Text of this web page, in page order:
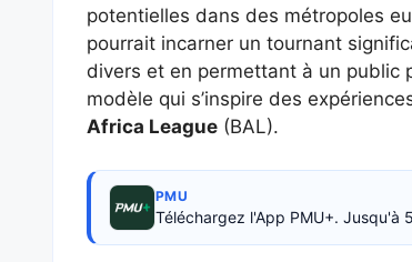
potentielles dans des métropoles
pourrait incarner un tournant
divers et en permettant à un public
modèle qui s’inspire des
Africa League (BAL).
PMU
Téléchargez l'App PMU+. Jusqu'à